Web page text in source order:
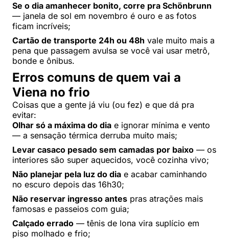
Se o dia amanhecer bonito, corre pra Schönbrunn
— janela de sol em novembro é ouro e as fotos
ficam incríveis;
Cartão de transporte 24h ou 48h vale muito mais a
pena que passagem avulsa se você vai usar metrô,
bonde e ônibus.
Erros comuns de quem vai a
Viena no frio
Coisas que a gente já viu (ou fez) e que dá pra
evitar:
Olhar só a máxima do dia e ignorar mínima e vento
— a sensação térmica derruba muito mais;
Levar casaco pesado sem camadas por baixo — os
interiores são super aquecidos, você cozinha vivo;
Não planejar pela luz do dia e acabar caminhando
no escuro depois das 16h30;
Não reservar ingresso antes pras atrações mais
famosas e passeios com guia;
Calçado errado — tênis de lona vira suplício em
piso molhado e frio;